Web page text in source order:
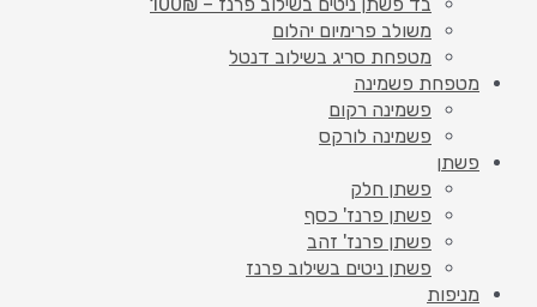
משולב פרימיום יהלום
מטפחת סריג בשילוב דנטל
מטפחת פשמינה
פשמינה רקום
פשמינה לורקס
פשתן
פשתן חלק
פשתן פרנז' כסף
פשתן פרנז' זהב
פשתן ניטים בשילוב פרנז
מניפות